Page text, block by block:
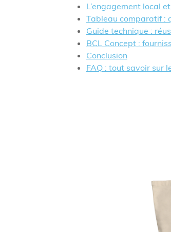
L’engagement local
Tableau comparatif :
Guide technique :
BCL Concept :
Conclusion
FAQ : tout savoir sur